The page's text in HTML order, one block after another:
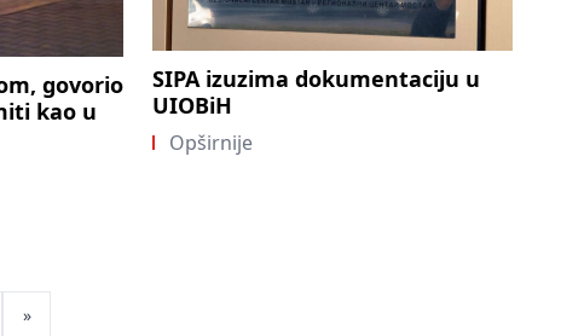
govorio
kao u
SIPA izuzima dokumentaciju u
UIOBiH
Opširnije
»